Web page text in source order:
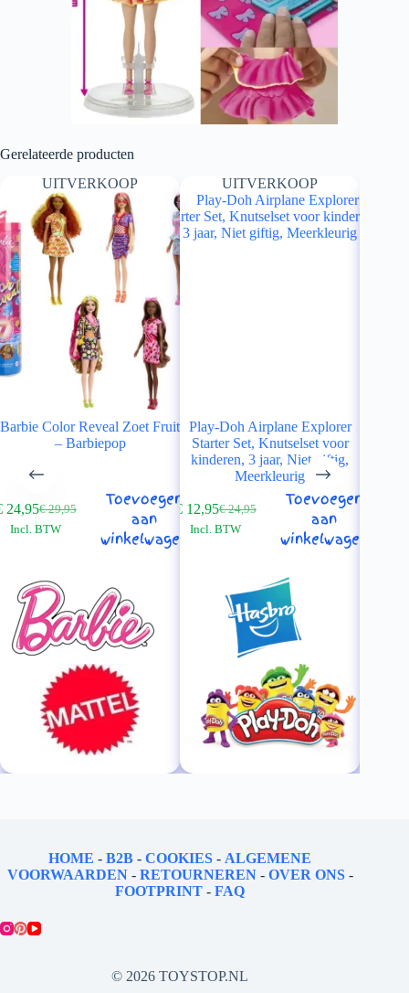
Gerelateerde producten
UITVERKOOP
Barbie Color Reveal Zoet Fruit
– Barbiepop
€29,95
Oorspronkelijke
prijs
24,95Huidige
prijs
Incl. BTW
Toevoegen
aan
winkelwagen
UITVERKOOP
Play-Doh Airplane Explorer
Starter Set, Knutselset voor
kinderen, 3 jaar, Niet giftig,
Meerkleurig
€24,95
Oorspronkelijke
prijs
€12,95Huidige
prijs
Incl. BTW
Toevoegen
aan
winkelwagen
€19,95
HOME -B2B -COOKIES - ALGEMENE
VOORWAARDEN- RETOURNEREN- OVER ONS-
FOOTPRINT -FAQ
© 2026 TOYSTOP.NL